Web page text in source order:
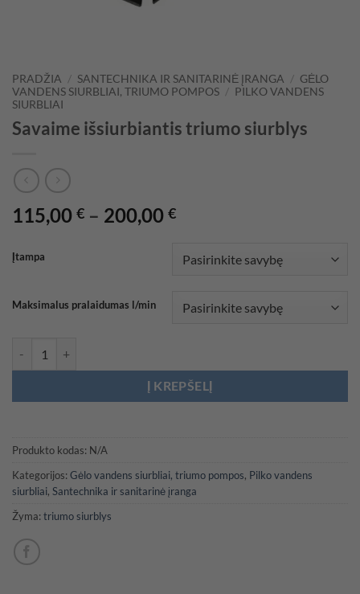
PRADŽIA / SANTECHNIKA IR SANITARINĖ ĮRANGA / GĖLO
VANDENS SIURBLIAI, TRIUMO POMPOS / PILKO VANDENS
SIURBLIAI
Savaime išsiurbiantis triumo siurblys
115,00 € – 200,00 €Price
115,00 €
through
Įtampa
Maksimalus pralaidumas l/min
Į KREPŠELĮ
Produkto kodas: N/A
Kategorijos: Gėlo vandens siurbliai, triumo pompos, Pilko vandens
siurbliai, Santechnika ir sanitarinė įranga
Žyma: triumo siurblys